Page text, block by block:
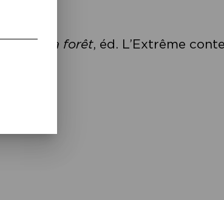
dans la forêt, éd. L’Extrême